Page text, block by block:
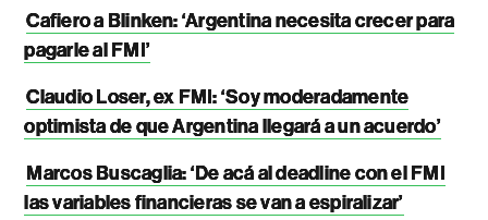
Cafiero a Blinken: ‘Argentina necesita crecer para
pagarle al FMI’
Claudio Loser, ex FMI: ‘Soy moderadamente
optimista de que Argentina llegará a un acuerdo’
Marcos Buscaglia: ‘De acá al deadline con el FMI
las variables financieras se van a espiralizar’